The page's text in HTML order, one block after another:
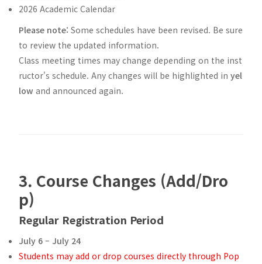
2026 Academic Calendar
Please note: Some schedules have been revised. Be sure
to review the updated information.
Class meeting times may change depending on the inst
ructor's schedule. Any changes will be highlighted in yel
low and announced again.
3. Course Changes (Add/Dro
p)
Regular Registration Period
July 6 – July 24
Students may add or drop courses directly through Pop